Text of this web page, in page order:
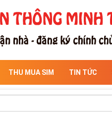
THU MUA SIM TIN TỨC